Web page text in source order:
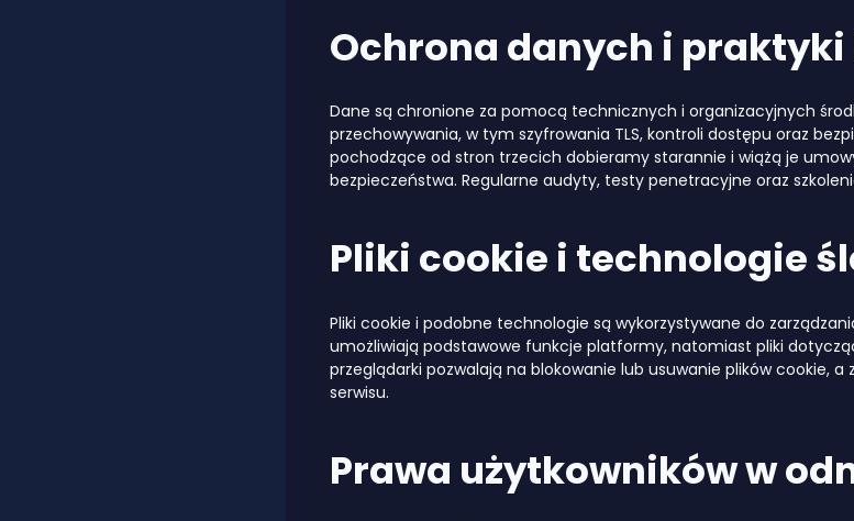
Ochrona danych i
Dane są chronione za pomocą technicznych i organizacyjnych
przechowywania, w tym szyfrowania TLS, kontroli dostępu oraz
pochodzące od stron trzecich dobieramy starannie i wiążą je
bezpieczeństwa. Regularne audyty, testy penetracyjne oraz
Pliki cookie i technologie
Pliki cookie i podobne technologie są wykorzystywane do
umożliwiają podstawowe funkcje platformy, natomiast pliki
przeglądarki pozwalają na blokowanie lub usuwanie plików cookie,
serwisu.
Prawa użytkowników w